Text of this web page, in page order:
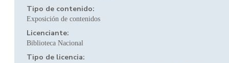
Tipo de contenido:
Exposición de contenidos
Licenciante:
Biblioteca Nacional
Tipo de licencia: